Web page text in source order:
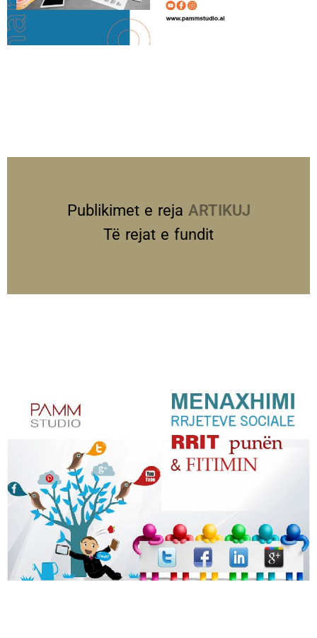
Publikimet e reja PREZANTIME
Të rejat e fundit